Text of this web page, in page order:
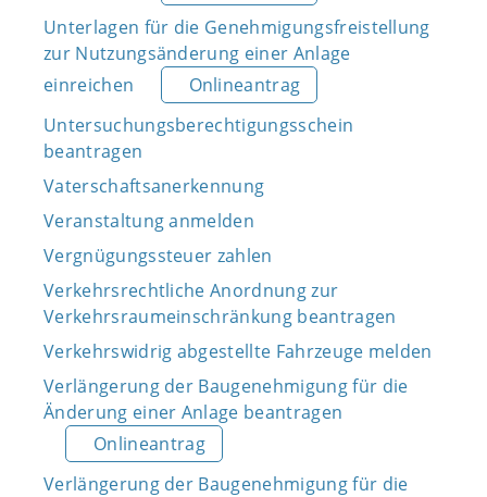
Unterlagen für die Genehmigungsfreistellung
zur Nutzungsänderung einer Anlage
einreichen
Onlineantrag
Untersuchungsberechtigungsschein
beantragen
Vaterschaftsanerkennung
Veranstaltung anmelden
Vergnügungssteuer zahlen
Verkehrsrechtliche Anordnung zur
Verkehrsraumeinschränkung beantragen
Verkehrswidrig abgestellte Fahrzeuge melden
Verlängerung der Baugenehmigung für die
Änderung einer Anlage beantragen
Onlineantrag
Verlängerung der Baugenehmigung für die